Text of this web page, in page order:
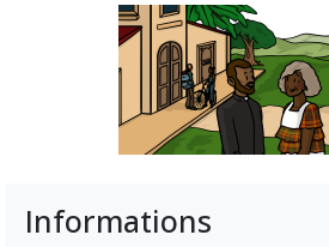
Informations